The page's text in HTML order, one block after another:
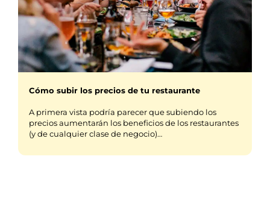
Cómo subir los precios de tu restaurante
A primera vista podría parecer que subiendo los
precios aumentarán los beneficios de los restaurantes
(y de cualquier clase de negocio)…